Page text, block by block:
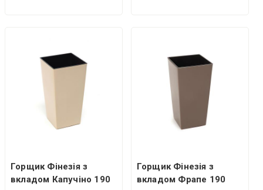
Горщик Фінезія з
вкладом Капучіно 190
Горщик Фінезія з
вкладом Фрапе 190